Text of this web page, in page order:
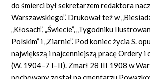
do śmierci był sekretarzem redaktora
Warszawskiego”. Drukował też w
„Kłosach”, „Świecie”, „Tygodniku
Polskim” i „Ziarnie”. Pod koniec życia S.
największą i najcenniejszą pracę Ordery i
(W. 1904–7 I–II). Zmarł 28 III 1908 w
pochowany został na cmentarzu